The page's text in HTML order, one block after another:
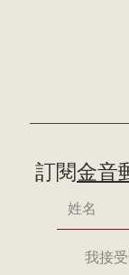
訂閱金音
我接